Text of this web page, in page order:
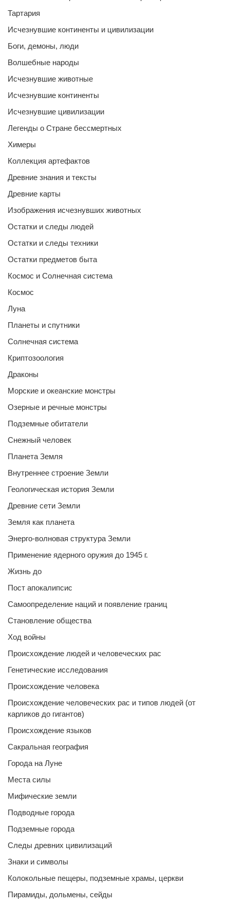
Тартария
Исчезнувшие континенты и цивилизации
Боги, демоны, люди
Волшебные народы
Исчезнувшие животные
Исчезнувшие континенты
Исчезнувшие цивилизации
Легенды о Стране бессмертных
Химеры
Коллекция артефактов
Древние знания и тексты
Древние карты
Изображения исчезнувших животных
Остатки и следы людей
Остатки и следы техники
Остатки предметов быта
Космос и Солнечная система
Космос
Луна
Планеты и спутники
Солнечная система
Криптозоология
Драконы
Морские и океанские монстры
Озерные и речные монстры
Подземные обитатели
Снежный человек
Планета Земля
Внутреннее строение Земли
Геологическая история Земли
Древние сети Земли
Земля как планета
Энерго-волновая структура Земли
Применение ядерного оружия до 1945 г.
Жизнь до
Пост апокалипсис
Самоопределение наций и появление границ
Становление общества
Ход войны
Происхождение людей и человеческих рас
Генетические исследования
Происхождение человека
Происхождение человеческих рас и типов людей (от
карликов до гигантов)
Происхождение языков
Сакральная география
Города на Луне
Места силы
Мифические земли
Подводные города
Подземные города
Следы древних цивилизаций
Знаки и символы
Колокольные пещеры, подземные храмы, церкви
Пирамиды, дольмены, сейды